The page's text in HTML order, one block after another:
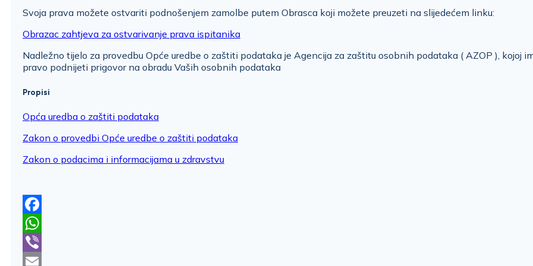
Svoja prava možete ostvariti podnošenjem zamolbe putem Obrasca koji možete preuzeti na slijedećem linku:
​Obrazac zahtjeva za ostvarivanje prava ispitanika
Nadležno tijelo za provedbu Opće uredbe o zaštiti podataka je Agencija za zaštitu osobnih podataka ( AZOP ), kojoj
pravo podnijeti prigovor na obradu Vaših osobnih podataka
Propisi
Opća uredba o zaštiti podataka
Zakon o provedbi Opće uredbe o zaštiti podataka
Zakon o podacima i informacijama u zdravstvu
Facebook
WhatsApp
Viber